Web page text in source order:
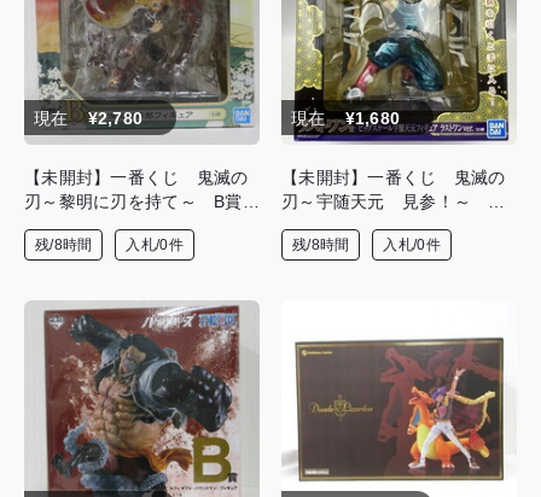
現在 ¥2,780
【未開封】一番くじ 鬼滅の
刃～黎明に刃を持て～ B賞
煉獄杏寿郎 フィギュア
残/8時間 入札/0件
現在 ¥1,680
【未開封】一番くじ 鬼滅の
刃～宇随天元 見参！～ ラ
ストワン賞 ビッグスケール
宇随天元 フィギュア ラス
残/8時間 入札/0件